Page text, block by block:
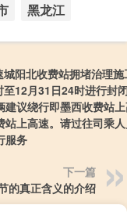
黑龙江
阳北收费站拥堵治理施
12月31日24时进行封
议绕行即墨西收费站
上高速。请过往司乘
务
下一篇
的真正含义的介绍